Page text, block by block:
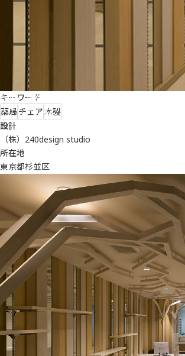
医療・福祉施設
ナチュール薬局
キーワード
薬局 チェア木製
設計
（株）240design studio
所在地
東京都杉並区